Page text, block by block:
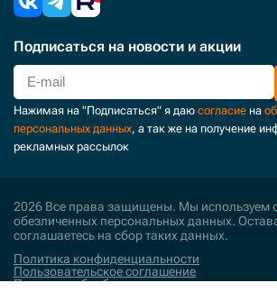
Подписаться на новости и акции
Нажимая на "Подписаться" я даю согласие на
персональных данных, а так же на получение
рекламных рассылок
2026 Все права защищены. Мы используем
обезличенных персональных данных.
соглашаетесь на сбор таких данных.
Политика конфиденциальности
Пользовательское соглашение
Политика обработки персональных данных